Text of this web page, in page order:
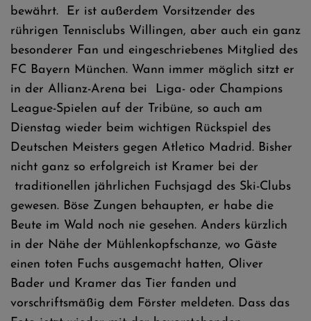
bewährt. Er ist außerdem Vorsitzender des
rührigen Tennisclubs Willingen, aber auch ein ganz
besonderer Fan und eingeschriebenes Mitglied des
FC Bayern München. Wann immer möglich sitzt er
in der Allianz-Arena bei Liga- oder Champions
League-Spielen auf der Tribüne, so auch am
Dienstag wieder beim wichtigen Rückspiel des
Deutschen Meisters gegen Atletico Madrid. Bisher
nicht ganz so erfolgreich ist Kramer bei der
traditionellen jährlichen Fuchsjagd des Ski-Clubs
gewesen. Böse Zungen behaupten, er habe die
Beute im Wald noch nie gesehen. Anders kürzlich
in der Nähe der Mühlenkopfschanze, wo Gäste
einen toten Fuchs ausgemacht hatten, Oliver
Bader und Kramer das Tier fanden und
vorschriftsmäßig dem Förster meldeten. Dass das